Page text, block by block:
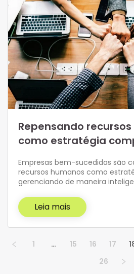
Repensando
como estratégia
Empresas bem-sucedidas são
recursos humanos como
gerenciando de maneira
Leia mais
1 … 15 16 17
26